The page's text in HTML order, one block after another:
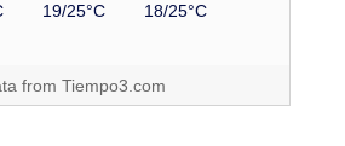
19/25°C 18/25°C
fromTiempo3.com